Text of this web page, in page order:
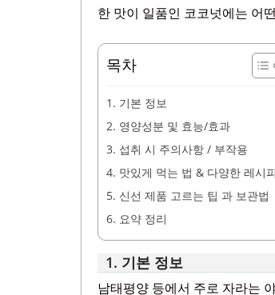
한 맛이 일품인 코코넛에는 어
목차
1. 기본 정보
2. 영양성분 및 효능/효과
3. 섭취 시 주의사항 / 부작용
4. 맛있게 먹는 법 & 다양한 레시피
5. 신선 제품 고르는 팁 과 보관법
6. 요약 정리
1. 기본 정보
남태평양 등에서 주로 자라는